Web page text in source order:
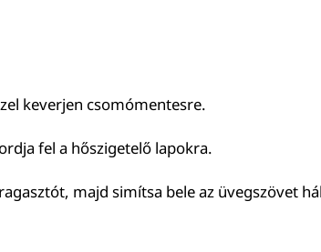
keverjen csomómentesre.
fel a hőszigetelő lapokra.
majd simítsa bele az üvegszövet